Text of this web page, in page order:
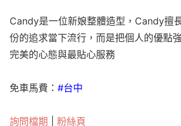
Candy是一位新娘整體造型，Candy擅
份的追求當下流行，而是把個人的優點
完美的心態與最貼心服務
免車馬費： #台中
詢問檔期 粉絲頁